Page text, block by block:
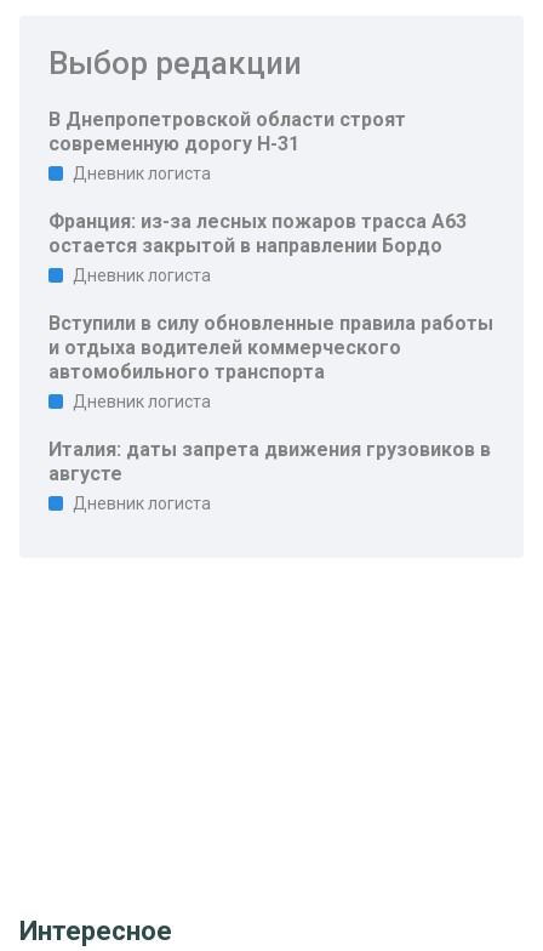
Выбор редакции
В Днепропетровской области строят
современную дорогу Н-31
Дневник логиста
Франция: из-за лесных пожаров трасса A63
остается закрытой в направлении Бордо
Дневник логиста
Вступили в силу обновленные правила работы
и отдыха водителей коммерческого
автомобильного транспорта
Дневник логиста
Италия: даты запрета движения грузовиков в
августе
Дневник логиста
Интересное